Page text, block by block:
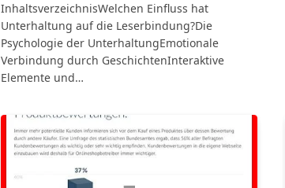
InhaltsverzeichnisWelchen Einfluss hat
Unterhaltung auf die Leserbindung?Die
Psychologie der UnterhaltungEmotionale
Verbindung durch GeschichtenInteraktive
Elemente und…